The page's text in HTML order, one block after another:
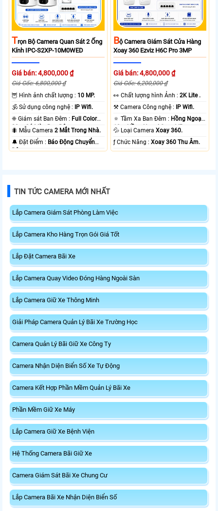
TRọn Bộ Camera Quan Sát 2 Ống
Kính IPC-S2XP-10M0WED
Giá bán: 4,800,000 ₫
Giá Gốc: 6,800,000 ₫
🦉 Hình ảnh chất lượng : 10 MP.
🕉️ Sử dụng công nghệ : IP Wifi.
❈ Giám sát Ban Đêm : Full Color
20m Có Màu Ban Ðêm.
🐜 Mẫu Camera2 Mắt Trong Nhà.
️🔔 Đặt Điểm : Báo Động Chuyển
Động.
BỘ Camera Giám Sát Cửa Hàng
Xoay 360 Ezviz H6C Pro 3MP
Giá bán: 4,800,000 ₫
Giá Gốc: 6,200,000 ₫
️👀 Chất lượng hình Ảnh :2K Lite .
⚒ Camera Công nghệ : IP Wifi.
🔅 Tầm Xa Ban Đêm : Hồng Ngoại
10m Hồng Ngoại Smart IR.
💦 Loại CameraXoay 360.
️ƒ Chức Năng :Xoay 360 Thu Âm.
TIN TỨC CAMERA MỚI NHẤT
Lắp Camera Giám Sát Phòng Làm Việc
Lắp Camera Kho Hàng Trọn Gói Giá Tốt
Lắp Đặt Camera Bãi Xe
Lắp Camera Quay Video Đóng Hàng Ngoài Sàn
Lắp Camera Giữ Xe Thông Minh
Giải Pháp Camera Quản Lý Bãi Xe Trường Học
Camera Quản Lý Bãi Giữ Xe Công Ty
Camera Nhận Diện Biển Số Xe Tự Động
Camera Kết Hợp Phần Mềm Quản Lý Bãi Xe
Phần Mềm Giữ Xe Máy
Lắp Camera Giữ Xe Bệnh Viện
Hệ Thống Camera Bãi Giữ Xe
Camera Giám Sát Bãi Xe Chung Cư
Lắp Camera Bãi Xe Nhận Diện Biển Số